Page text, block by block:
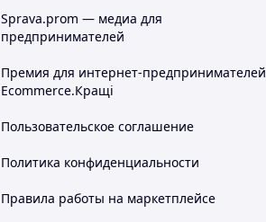
Sprava.prom — медиа для
предпринимателей
Премия для интернет-предпринимателей
Ecommerce.Кращі
Пользовательское соглашение
Политика конфиденциальности
Правила работы на маркетплейсе